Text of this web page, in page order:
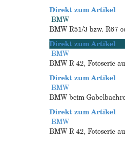
Direkt zum Artikel
BMW
BMW R51/3 bzw. R67
Direkt zum Artikel
BMW
BMW R 42, Fotoserie
Direkt zum Artikel
BMW
BMW beim
Direkt zum Artikel
BMW
BMW R 42, Fotoserie